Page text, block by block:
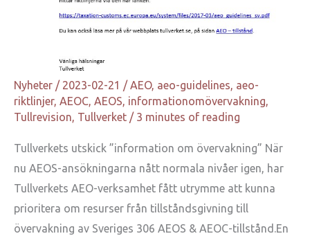
Nyheter / 2023-02-21 /AEO, aeo-guidelines, aeo-
riktlinjer, AEOC, AEOS, informationomövervakning,
Tullrevision, Tullverket / 3 minutes of reading
Tullverkets utskick ”information om övervakning” När
nu AEOS-ansökningarna nått normala nivåer igen, har
Tullverkets AEO-verksamhet fått utrymme att kunna
prioritera om resurser från tillståndsgivning till
övervakning av Sveriges 306 AEOS & AEOC-tillstånd.En